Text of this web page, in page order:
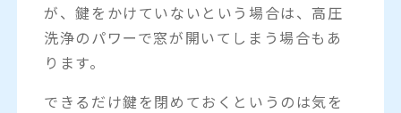
が、鍵をかけていないという場合は、高圧
洗浄のパワーで窓が開いてしまう場合もあ
ります。
できるだけ鍵を閉めておくというのは気を